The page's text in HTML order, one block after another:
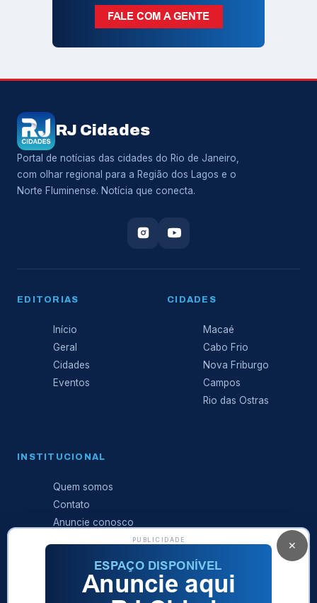
RJ Cidades
Portal de notícias das cidades do Rio de Janeiro,
com olhar regional para a Região dos Lagos e o
Norte Fluminense. Notícia que conecta.
EDITORIAS
Início
Geral
Cidades
Eventos
CIDADES
Macaé
Cabo Frio
Nova Friburgo
Campos
Rio das Ostras
INSTITUCIONAL
Quem somos
Contato
Anuncie conosco
privacidade
✕
PUBLICIDADE